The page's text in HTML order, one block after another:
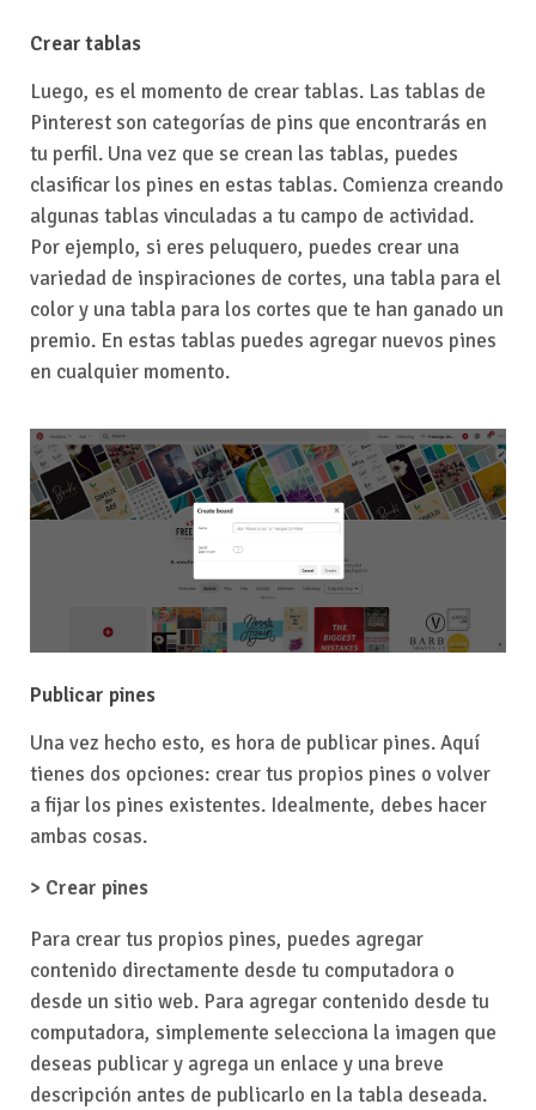
Crear tablas
Luego, es el momento de crear tablas. Las tablas de
Pinterest son categorías de pins que encontrarás en
tu perfil. Una vez que se crean las tablas, puedes
clasificar los pines en estas tablas. Comienza creando
algunas tablas vinculadas a tu campo de actividad.
Por ejemplo, si eres peluquero, puedes crear una
variedad de inspiraciones de cortes, una tabla para el
color y una tabla para los cortes que te han ganado un
premio. En estas tablas puedes agregar nuevos pines
en cualquier momento.
Publicar pines
Una vez hecho esto, es hora de publicar pines. Aquí
tienes dos opciones: crear tus propios pines o volver
a fijar los pines existentes. Idealmente, debes hacer
ambas cosas.
> Crear pines
Para crear tus propios pines, puedes agregar
contenido directamente desde tu computadora o
desde un sitio web. Para agregar contenido desde tu
computadora, simplemente selecciona la imagen que
deseas publicar y agrega un enlace y una breve
descripción antes de publicarlo en la tabla deseada.